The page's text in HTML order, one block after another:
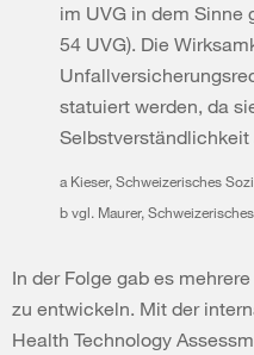
im UVG in dem Sinne
54 UVG). Die
statuiert werden, da
a Kieser, Schweizerisches
b vgl. Maurer,
In der Folge gab es
zu entwickeln. Mit der
Health Technology